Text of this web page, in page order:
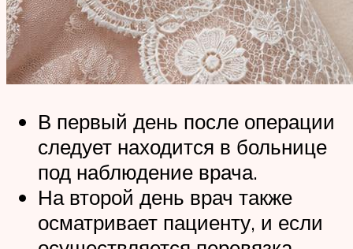
В первый день после операции
следует находится в больнице
под наблюдение врача.
На второй день врач также
осматривает пациенту, и если